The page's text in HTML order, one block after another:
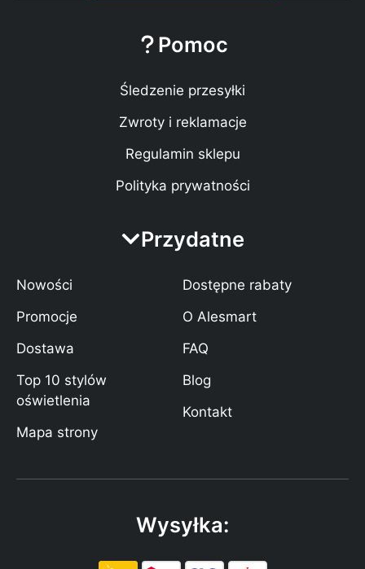
Pomoc
Śledzenie przesyłki
Zwroty i reklamacje
Regulamin sklepu
Polityka prywatności
Przydatne
Nowości
Promocje
Dostawa
Top 10 stylów
oświetlenia
Mapa strony
Dostępne rabaty
O Alesmart
FAQ
Blog
Kontakt
Wysyłka: